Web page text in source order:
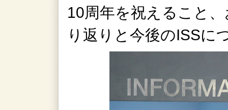
10周年を祝えること
り返りと今後のISSに